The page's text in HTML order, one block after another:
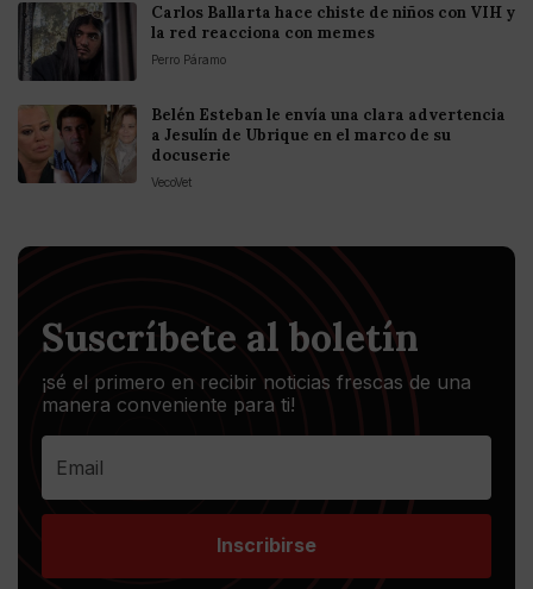
Carlos Ballarta hace chiste de niños con VIH y
la red reacciona con memes
Perro Páramo
Belén Esteban le envía una clara advertencia
a Jesulín de Ubrique en el marco de su
docuserie
VecoVet
Suscríbete al boletín
¡sé el primero en recibir noticias frescas de una
manera conveniente para ti!
Inscribirse